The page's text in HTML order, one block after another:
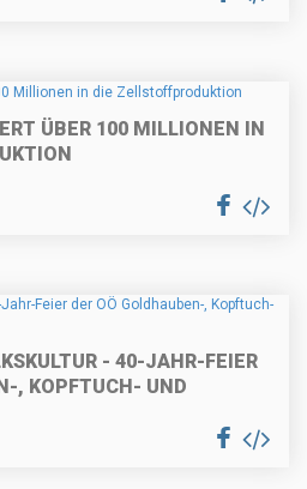
ÜBER 100 MILLIONEN IN
- 40-JAHR-FEIER
, KOPFTUCH- UND